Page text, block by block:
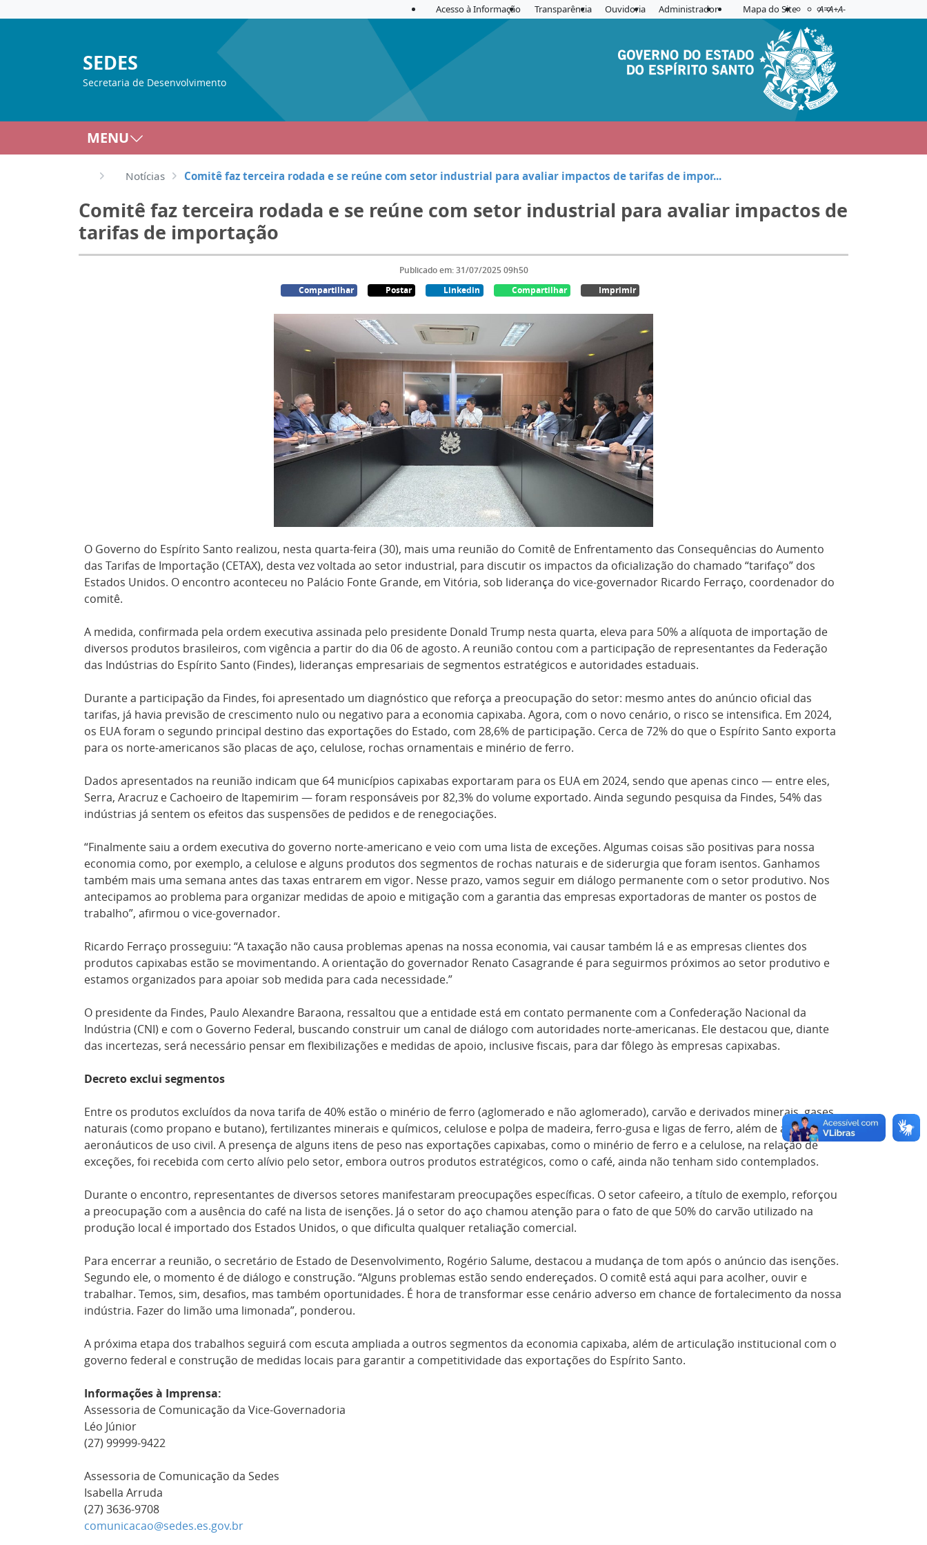
Acesso à Informação Transparência Ouvidoria Administrador Mapa do Site Acessibilidade
Aplicar contraste
A=A+A-
SEDES
Secretaria de Desenvolvimento
MENU
Notícias Comitê faz terceira rodada e se reúne com setor industrial para avaliar impactos de tarifas de impor...
Comitê faz terceira rodada e se reúne com setor industrial para avaliar impactos de
tarifas de importação
Publicado em: 31/07/2025 09h50
Compartilhar
Postar Linkedin Compartilhar Imprimir
O Governo do Espírito Santo realizou, nesta quarta-feira (30), mais uma reunião do Comitê de Enfrentamento das Consequências do Aumento
das Tarifas de Importação (CETAX), desta vez voltada ao setor industrial, para discutir os impactos da oficialização do chamado “tarifaço” dos
Estados Unidos. O encontro aconteceu no Palácio Fonte Grande, em Vitória, sob liderança do vice-governador Ricardo Ferraço, coordenador do
comitê.
A medida, confirmada pela ordem executiva assinada pelo presidente Donald Trump nesta quarta, eleva para 50% a alíquota de importação de
diversos produtos brasileiros, com vigência a partir do dia 06 de agosto. A reunião contou com a participação de representantes da Federação
das Indústrias do Espírito Santo (Findes), lideranças empresariais de segmentos estratégicos e autoridades estaduais.
Durante a participação da Findes, foi apresentado um diagnóstico que reforça a preocupação do setor: mesmo antes do anúncio oficial das
tarifas, já havia previsão de crescimento nulo ou negativo para a economia capixaba. Agora, com o novo cenário, o risco se intensifica. Em 2024,
os EUA foram o segundo principal destino das exportações do Estado, com 28,6% de participação. Cerca de 72% do que o Espírito Santo exporta
para os norte-americanos são placas de aço, celulose, rochas ornamentais e minério de ferro.
Dados apresentados na reunião indicam que 64 municípios capixabas exportaram para os EUA em 2024, sendo que apenas cinco — entre eles,
Serra, Aracruz e Cachoeiro de Itapemirim — foram responsáveis por 82,3% do volume exportado. Ainda segundo pesquisa da Findes, 54% das
indústrias já sentem os efeitos das suspensões de pedidos e de renegociações.
“Finalmente saiu a ordem executiva do governo norte-americano e veio com uma lista de exceções. Algumas coisas são positivas para nossa
economia como, por exemplo, a celulose e alguns produtos dos segmentos de rochas naturais e de siderurgia que foram isentos. Ganhamos
também mais uma semana antes das taxas entrarem em vigor. Nesse prazo, vamos seguir em diálogo permanente com o setor produtivo. Nos
antecipamos ao problema para organizar medidas de apoio e mitigação com a garantia das empresas exportadoras de manter os postos de
trabalho”, afirmou o vice-governador.
Ricardo Ferraço prosseguiu: “A taxação não causa problemas apenas na nossa economia, vai causar também lá e as empresas clientes dos
produtos capixabas estão se movimentando. A orientação do governador Renato Casagrande é para seguirmos próximos ao setor produtivo e
estamos organizados para apoiar sob medida para cada necessidade.”
O presidente da Findes, Paulo Alexandre Baraona, ressaltou que a entidade está em contato permanente com a Confederação Nacional da
Indústria (CNI) e com o Governo Federal, buscando construir um canal de diálogo com autoridades norte-americanas. Ele destacou que, diante
das incertezas, será necessário pensar em flexibilizações e medidas de apoio, inclusive fiscais, para dar fôlego às empresas capixabas.
Decreto exclui segmentos
Entre os produtos excluídos da nova tarifa de 40% estão o minério de ferro (aglomerado e não aglomerado), carvão e derivados minerais, gases
naturais (como propano e butano), fertilizantes minerais e químicos, celulose e polpa de madeira, ferro-gusa e ligas de ferro, além de artigos
aeronáuticos de uso civil. A presença de alguns itens de peso nas exportações capixabas, como o minério de ferro e a celulose, na relação de
exceções, foi recebida com certo alívio pelo setor, embora outros produtos estratégicos, como o café, ainda não tenham sido contemplados.
Durante o encontro, representantes de diversos setores manifestaram preocupações específicas. O setor cafeeiro, a título de exemplo, reforçou
a preocupação com a ausência do café na lista de isenções. Já o setor do aço chamou atenção para o fato de que 50% do carvão utilizado na
produção local é importado dos Estados Unidos, o que dificulta qualquer retaliação comercial.
Para encerrar a reunião, o secretário de Estado de Desenvolvimento, Rogério Salume, destacou a mudança de tom após o anúncio das isenções.
Segundo ele, o momento é de diálogo e construção. “Alguns problemas estão sendo endereçados. O comitê está aqui para acolher, ouvir e
trabalhar. Temos, sim, desafios, mas também oportunidades. É hora de transformar esse cenário adverso em chance de fortalecimento da nossa
indústria. Fazer do limão uma limonada”, ponderou.
A próxima etapa dos trabalhos seguirá com escuta ampliada a outros segmentos da economia capixaba, além de articulação institucional com o
governo federal e construção de medidas locais para garantir a competitividade das exportações do Espírito Santo.
Informações à Imprensa:
Assessoria de Comunicação da Vice-Governadoria
Léo Júnior
(27) 99999-9422
Assessoria de Comunicação da Sedes
Isabella Arruda
(27) 3636-9708
comunicacao@sedes.es.gov.br